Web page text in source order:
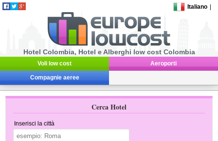
Italiano
Hotel Colombia, Hotel e Alberghi low cost Colombia
Voli low cost Aeroporti
Compagnie aeree
Cerca Hotel
Inserisci la città